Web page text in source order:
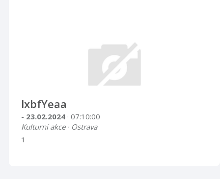
lxbfYeaa
- 23.02.2024 · 07:10:00
Kulturní akce · Ostrava
1